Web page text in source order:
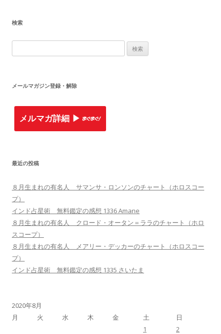
検索
索
メールマガジン登録・解除
メルマガ詳細 ▶︎
最近の投稿
８月生まれの有名人 サマンサ・ロンソンのチャート（ホロスコー
プ）
インド占星術 無料鑑定の感想 1336 Amane
８月生まれの有名人 クロード・オータン＝ララのチャート（ホロ
スコープ）
８月生まれの有名人 メアリー・デッカーのチャート（ホロスコー
プ）
インド占星術 無料鑑定の感想 1335 さいたま
2020年8月
月
火 水 木 金 土
日
1
2